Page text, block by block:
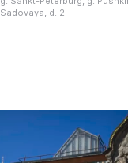
Sadovaya, d. 2